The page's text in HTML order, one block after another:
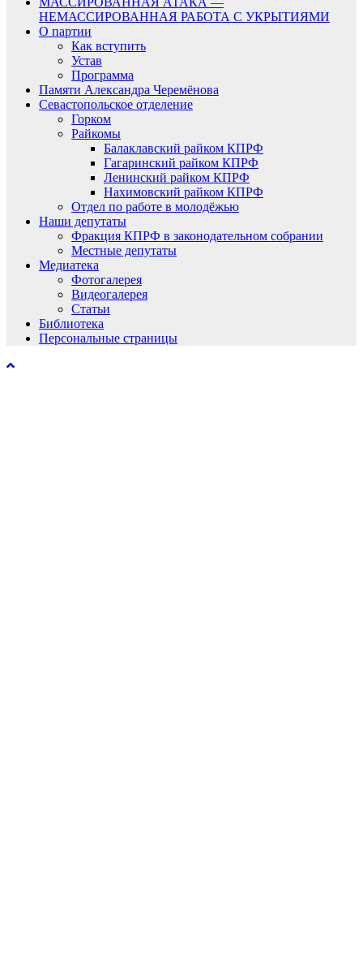
НЕМАССИРОВАННАЯ РАБОТА С УКРЫТИЯМИ
О партии
Как вступить
Устав
Программа
Памяти Александра Черемёнова
Севастопольское отделение
Горком
Райкомы
Балаклавский райком КПРФ
Гагаринский райком КПРФ
Ленинский райком КПРФ
Нахимовский райком КПРФ
Отдел по работе в молодёжью
Наши депутаты
Фракция КПРФ в законодательном собрании
Местные депутаты
Медиатека
Фотогалерея
Видеогалерея
Статьи
Библиотека
Персональные страницы